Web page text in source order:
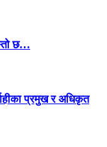
छ…
प्रमुख र अधिकृत